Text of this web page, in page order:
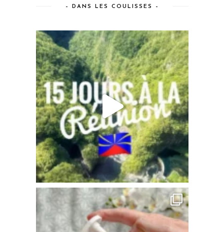
– DANS LES COULISSES –